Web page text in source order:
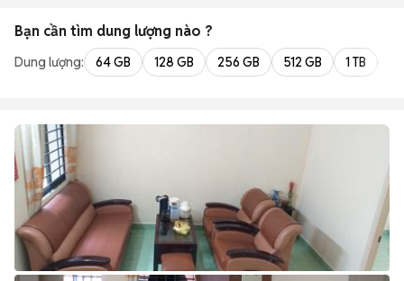
Bạn cần tìm dung lượng nào ?
Dung lượng: 64 GB 128 GB 256 GB 512 GB 1 TB